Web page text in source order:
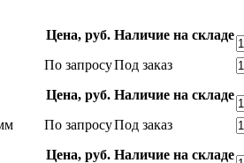
Цена, руб. Наличие на складе
По запросуПод заказ
Цена, руб. Наличие на складе
По запросуПод заказ
Цена, руб. Наличие на складе